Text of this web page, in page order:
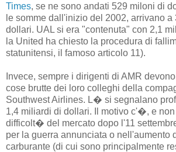
Times, se ne sono andati 529 miloni di
le somme dall'inizio del 2002, arrivano a
dollari. UAL si era "contenuta" con 2,1
la United ha chiesto la procedura di
statunitensi, il famoso articolo 11).
Invece, sempre i dirigenti di AMR
cose brutte dei loro colleghi della
Southwest Airlines. L� si segnalano
1,4 miliardi di dollari. Il motivo c'�, e
difficolt� del mercato dopo l'11
per la guerra annunciata o nell'aumento
carburante (di cui sono principalmente